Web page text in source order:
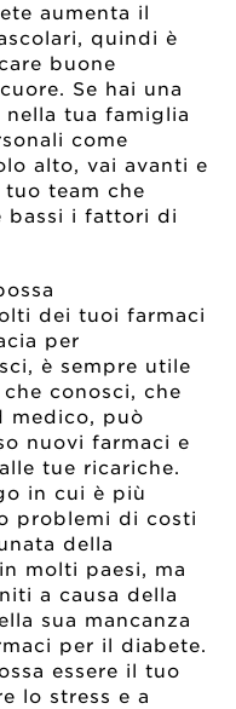
aumenta il
quindi è
buone
Se hai una
tua famiglia
come
alto, vai avanti e
team che
bassi i fattori di
dei tuoi farmaci
per
è sempre utile
conosci, che
medico, può
nuovi farmaci e
tue ricariche.
in cui è più
problemi di costi
della
molti paesi, ma
a causa della
sua mancanza
per il diabete.
essere il tuo
lo stress e a